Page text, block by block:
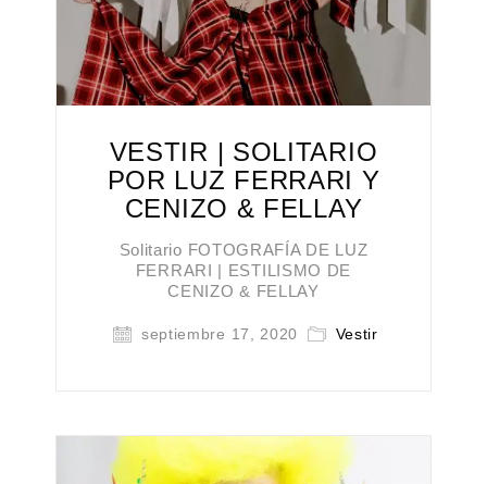
VESTIR | SOLITARIO
POR LUZ FERRARI Y
CENIZO & FELLAY
Solitario FOTOGRAFÍA DE LUZ
FERRARI | ESTILISMO DE
CENIZO & FELLAY
septiembre 17, 2020 Vestir